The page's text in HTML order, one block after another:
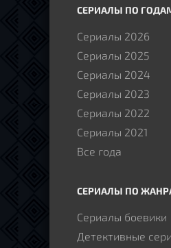
СЕРИАЛЫ ПО
Сериалы 2026
Сериалы 2025
Сериалы 2024
Сериалы 2023
Сериалы 2022
Сериалы 2021
Все года
СЕРИАЛЫ ПО
Сериалы боевики
Детективные